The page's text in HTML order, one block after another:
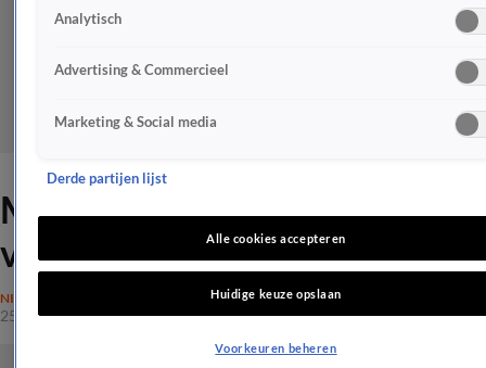
Maik de Boer te zien in
videoclip Taylor Swift
NIEUWS
25 juli 2020, 16:45
Analytisch
Advertising & Commercieel
Marketing & Social media
Derde partijen lijst
Alle cookies accepteren
Huidige keuze opslaan
Voorkeuren beheren